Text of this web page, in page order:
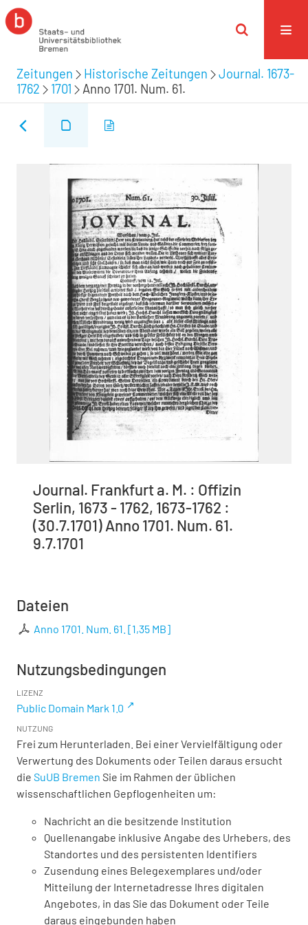
Zeitungen Historische Zeitungen
Journal. 1673-
1762
1701 Anno 1701. Num. 61.
Journal. Frankfurt a. M. : Offizin
Serlin, 1673 - 1762, 1673-1762 :
(30.7.1701) Anno 1701. Num. 61.
9.7.1701
Dateien
Anno 1701. Num. 61. [1,35 MB]
Nutzungsbedingungen
LIZENZ
Public Domain Mark 1.0
NUTZUNG
Frei zum Herunterladen. Bei einer Vervielfältigung oder
Verwertung des Dokuments oder Teilen daraus ersucht
die SuUB Bremen Sie im Rahmen der üblichen
wissenschaftlichen Gepflogenheiten um:
Nachricht an die besitzende Institution
Quellenangabe inklusive Angabe des Urhebers, des
Standortes und des persistenten Identifiers
Zusendung eines Belegexemplares und/oder
Mitteilung der Internetadresse Ihres digitalen
Angebotes, in das Sie das Dokument oder Teile
daraus eingebunden haben